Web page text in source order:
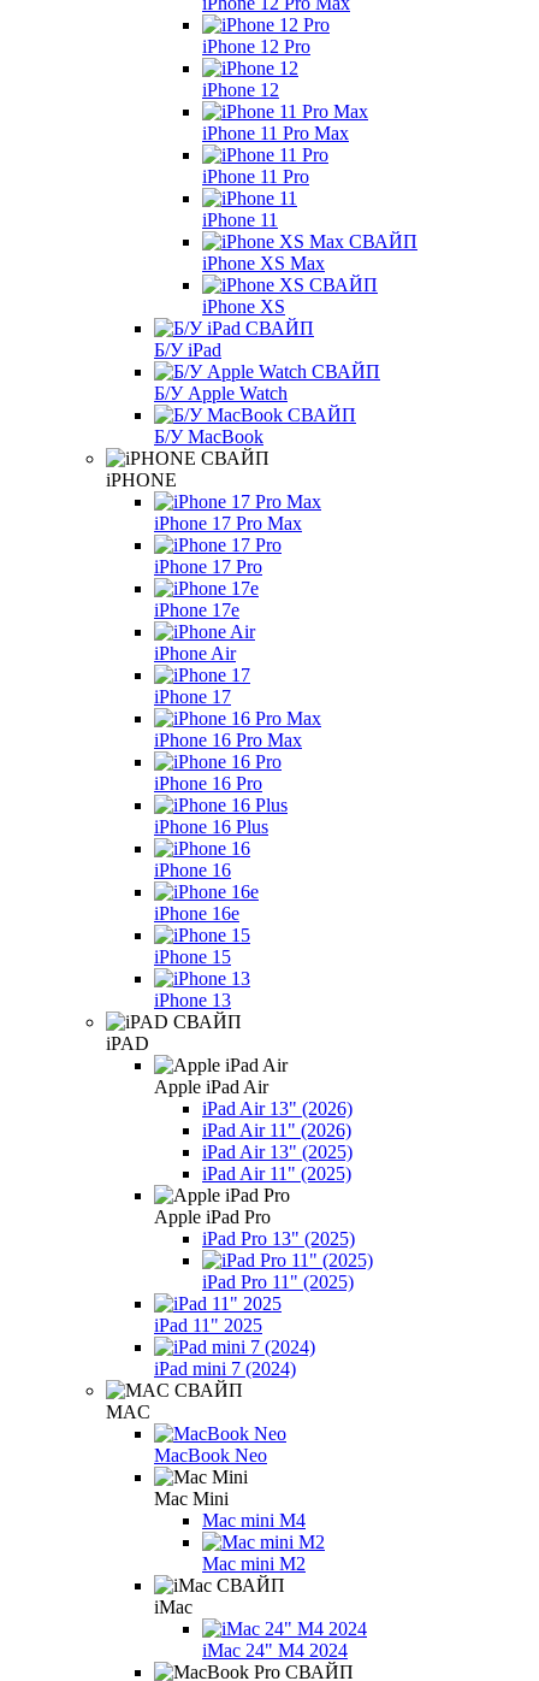
iPhone 12 Pro
iPhone 12
iPhone 11 Pro Max
iPhone 11 Pro
iPhone 11
iPhone XS Max
iPhone XS
Б/У iPad
Б/У Apple Watch
Б/У MacBook
iPHONE
iPhone 17 Pro Max
iPhone 17 Pro
iPhone 17e
iPhone Air
iPhone 17
iPhone 16 Pro Max
iPhone 16 Pro
iPhone 16 Plus
iPhone 16
iPhone 16e
iPhone 15
iPhone 13
iPAD
Apple iPad Air
iPad Air 13" (2026)
iPad Air 11" (2026)
iPad Air 13" (2025)
iPad Air 11" (2025)
Apple iPad Pro
iPad Pro 13" (2025)
iPad Pro 11" (2025)
iPad 11" 2025
iPad mini 7 (2024)
MAC
MacBook Neo
Mac Mini
Mac mini M4
Mac mini M2
iMac
iMac 24" M4 2024